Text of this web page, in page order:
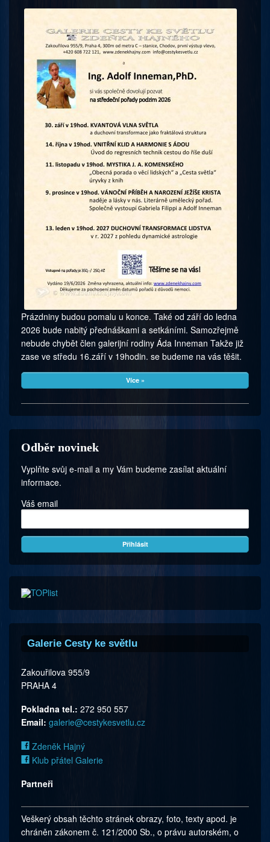
Prázdniny budou pomalu u konce. Také od září do ledna
2026 bude nabitý přednáškami a setkáními. Samozřejmě
nebude chybět člen galerijní rodiny Áda Inneman Takže již
zase ve středu 16.září v 19hodin. se budeme na vás těšit.
Více »
Odběr novinek
Vyplňte svůj e-mail a my Vám budeme zasílat aktuální
informace.
Váš email
Galerie Cesty ke světlu
Zakouřilova 955/9
PRAHA 4
Pokladna tel.: 272 950 557
Email: galerie@cestykesvetlu.cz
Zdeněk Hajný
Klub přátel Galerie
Partneři
Veškerý obsah těchto stránek obrazy, foto, texty apod. je
chráněn zákonem č. 121/2000 Sb., o právu autorském, o